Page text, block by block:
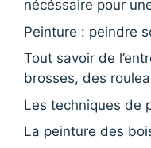
nécéssaire pour
Peinture : peindre
Tout savoir de
brosses, des
Les techniques de
La peinture des